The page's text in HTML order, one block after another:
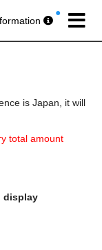
is Japan, it will
total amount
display